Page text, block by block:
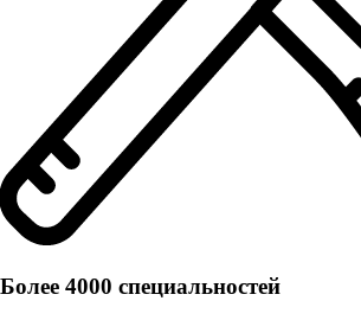
Более 4000 специальностей